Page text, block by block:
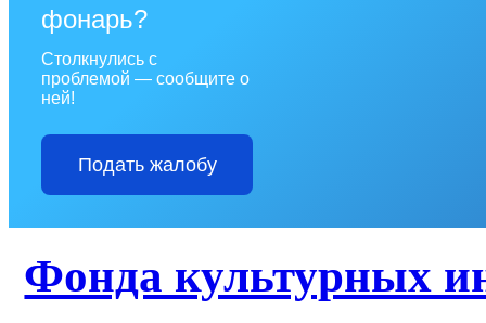
фонарь?
Столкнулись с
проблемой — сообщите о
ней!
Подать жалобу
Фонда культурных